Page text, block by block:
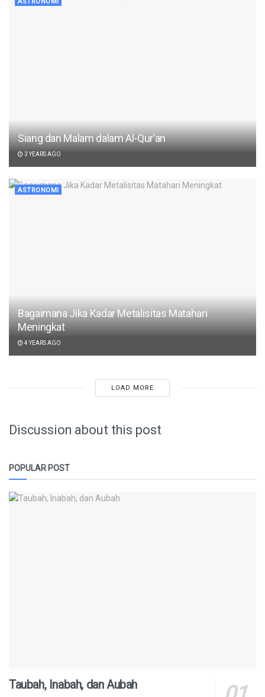
Siang dan Malam dalam Al-Qur’an
3 YEARS AGO
ASTRONOMI
Bagaimana Jika Kadar Metalisitas Matahari
Meningkat
4 YEARS AGO
LOAD MORE
Discussion about this post
POPULAR POST
Taubah, Inabah, dan Aubah